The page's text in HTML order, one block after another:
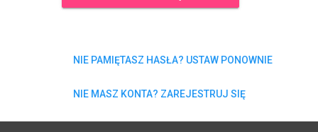
NIE PAMIĘTASZ HASŁA? USTAW PONOWNIE
NIE MASZ KONTA? ZAREJESTRUJ SIĘ